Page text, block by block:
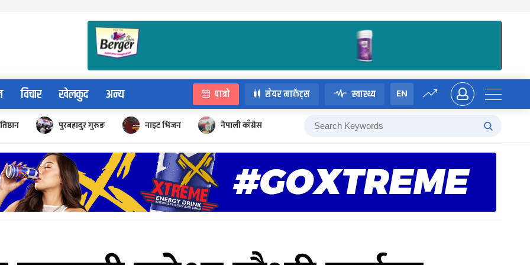
विचार खेलकुद अन्य पात्रो सेयर मार्केट्स स्वास्थ्य EN
पुरबहादुर गुरुङ नाइट भिजन नेपाली काँग्रेस